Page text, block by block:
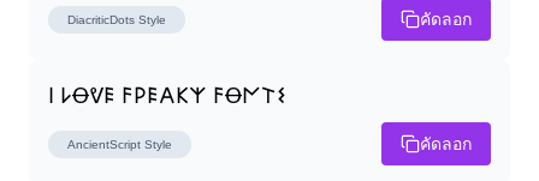
DiacriticDots Style คัดลอก
𐌉 𐌋Ꝋᕓ𐌄 𐌅𐌓𐌄𐌀𐌊𐌙 𐌅Ꝋ𐌍𐌕𐌔
AncientScript Style คัดลอก